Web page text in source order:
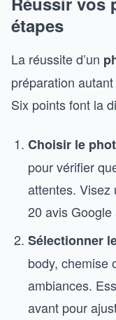
étapes
La réussite d’un
préparation
Six points font la
Choisir le
pour vérifier
attentes. Visez
20 avis
Sélectionner
body, chemise
ambiances.
avant pour